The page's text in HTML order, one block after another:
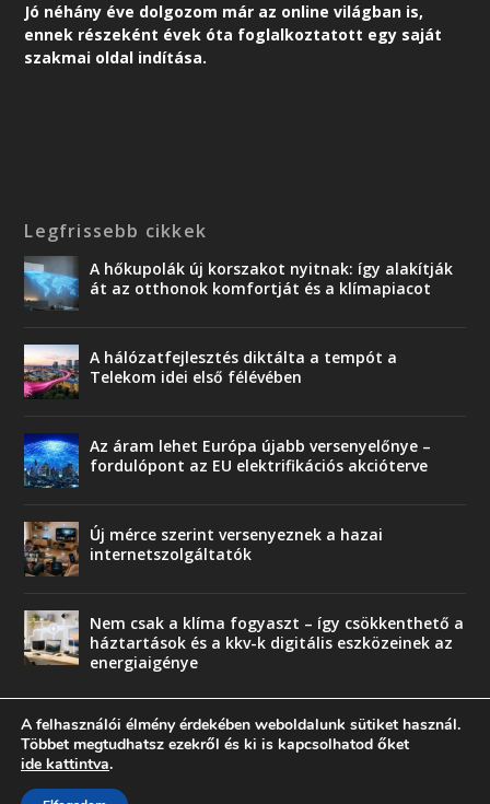
Jó néhány éve dolgozom már az online világban is,
ennek részeként évek óta foglalkoztatott egy saját
szakmai oldal indítása.
Legfrissebb cikkek
A hőkupolák új korszakot nyitnak: így alakítják
át az otthonok komfortját és a klímapiacot
A hálózatfejlesztés diktálta a tempót a
Telekom idei első félévében
Az áram lehet Európa újabb versenyelőnye –
fordulópont az EU elektrifikációs akcióterve
Új mérce szerint versenyeznek a hazai
internetszolgáltatók
Nem csak a klíma fogyaszt – így csökkenthető a
háztartások és a kkv-k digitális eszközeinek az
energiaigénye
A felhasználói élmény érdekében weboldalunk sütiket használ.
Többet megtudhatsz ezekről és ki is kapcsolhatod őket
ide kattintva.